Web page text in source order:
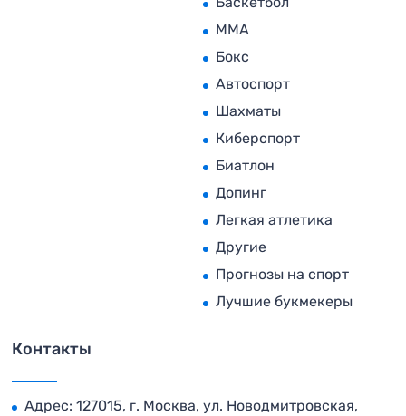
MMA
Бокс
Автоспорт
Шахматы
Киберспорт
Биатлон
Допинг
Легкая атлетика
Другие
Прогнозы на спорт
Лучшие букмекеры
Контакты
Адрес: 127015, г. Москва, ул. Новодмитровская,